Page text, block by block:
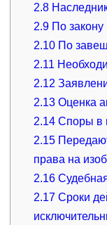
2.8
2.9 По закону
2.10 По
2.11
2.12
2.13 Оценка
2.14 Споры в
2.15
права на
2.16
2.17 Сроки